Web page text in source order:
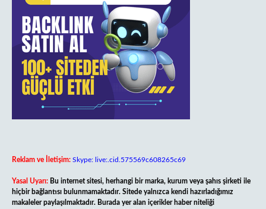
Reklam ve İletişim: Skype: live:.cid.575569c608265c69
Yasal Uyarı: Bu internet sitesi, herhangi bir marka, kurum veya şahıs şirketi ile
hiçbir bağlantısı bulunmamaktadır. Sitede yalnızca kendi hazırladığımız
makaleler paylaşılmaktadır. Burada yer alan içerikler haber niteliği